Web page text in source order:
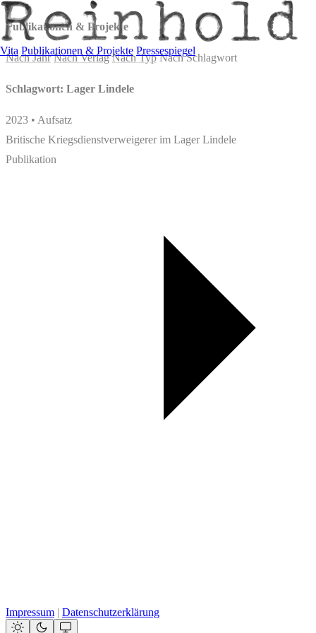
Vita Publikationen & Projekte Pressespiegel
Publikationen & Projekte
Nach Jahr Nach Verlag Nach Typ Nach Schlagwort
Schlagwort: Lager Lindele
2023 • Aufsatz
Britische Kriegsdienstverweigerer im Lager Lindele
Publikation
Impressum | Datenschutzerklärung